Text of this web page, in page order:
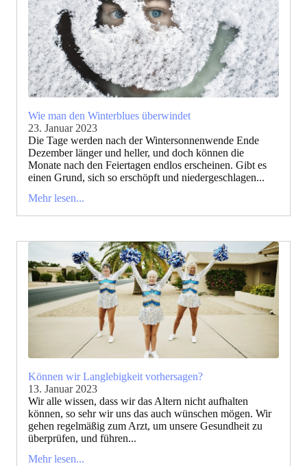
Wie man den Winterblues überwindet
23. Januar 2023
Die Tage werden nach der Wintersonnenwende Ende
Dezember länger und heller, und doch können die
Monate nach den Feiertagen endlos erscheinen. Gibt es
einen Grund, sich so erschöpft und niedergeschlagen...
Mehr lesen...
Können wir Langlebigkeit vorhersagen?
13. Januar 2023
Wir alle wissen, dass wir das Altern nicht aufhalten
können, so sehr wir uns das auch wünschen mögen. Wir
gehen regelmäßig zum Arzt, um unsere Gesundheit zu
überprüfen, und führen...
Mehr lesen...